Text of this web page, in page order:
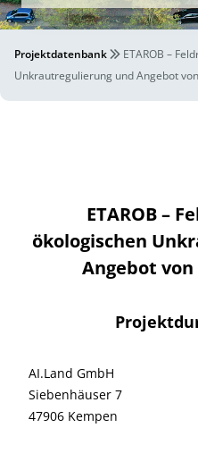
Projektdatenbank
ETAROB –
Unkrautregulierung und Angebot
ETAROB –
ökologischen
Angebot
AI.Land GmbH
Siebenhäuser 7
47906 Kempen